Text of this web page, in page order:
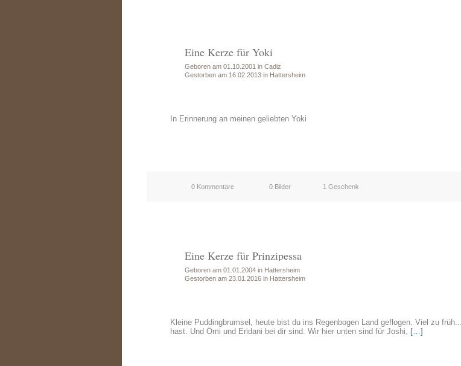
Eine Kerze für Yoki
Geboren am 01.10.2001 in Cadiz
Gestorben am 16.02.2013 in Hattersheim
In Erinnerung an meinen geliebten Yoki
0 Kommentare 0 Bilder 1 Geschenk
Eine Kerze für Prinzipessa
Geboren am 01.01.2004 in Hattersheim
Gestorben am 23.01.2016 in Hattersheim
Kleine Puddingbrumsel, heute bist du ins Regenbogen Land geflogen. Viel zu
hast. Und Ömi und Eridani bei dir sind. Wir hier unten sind für Joshi, […]